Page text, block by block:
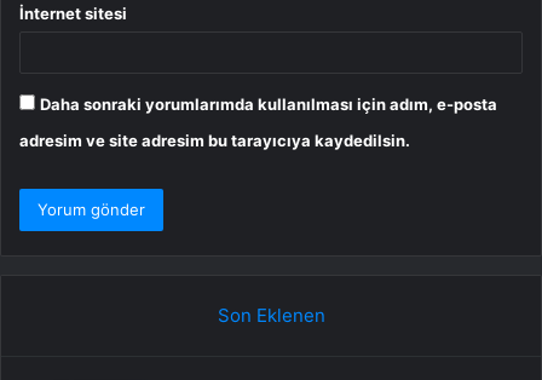
İnternet sitesi
Daha sonraki yorumlarımda kullanılması için adım, e-posta
adresim ve site adresim bu tarayıcıya kaydedilsin.
Son Eklenen